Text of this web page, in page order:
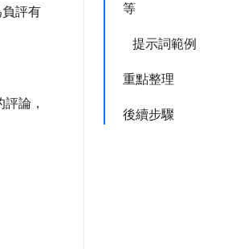
等
提示詞範例
重點整理
後續步驟
評有
論，